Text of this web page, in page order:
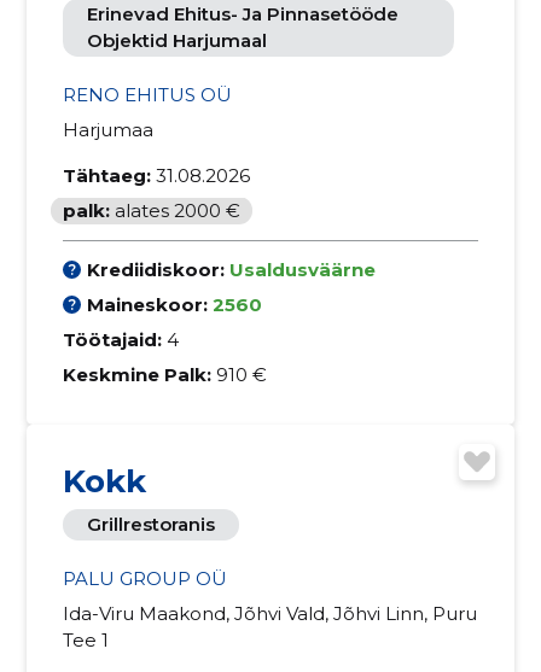
Erinevad Ehitus- Ja Pinnasetööde
Objektid Harjumaal
RENO EHITUS OÜ
Harjumaa
Tähtaeg: 31.08.2026
palk: alates 2000 €
Krediidiskoor: Usaldusväärne
Maineskoor: 2560
Töötajaid: 4
Keskmine Palk: 910 €
Kokk
Grillrestoranis
PALU GROUP OÜ
Ida-Viru Maakond, Jõhvi Vald, Jõhvi Linn, Puru
Tee 1